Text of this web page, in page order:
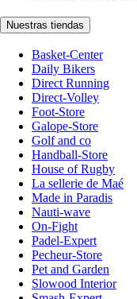
Nuestras tiendas
Basket-Center
Daily Bikers
Direct Running
Direct-Volley
Foot-Store
Galope-Store
Golf and co
Handball-Store
House of Rugby
La sellerie de Maé
Made in Paradis
Nauti-wave
On-Fight
Padel-Expert
Pecheur-Store
Pet and Garden
Slowood Interior